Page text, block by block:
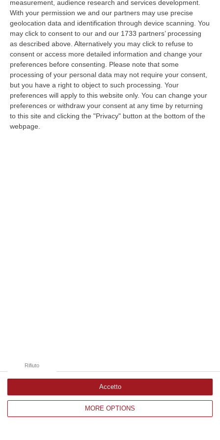
measurement, audience research and services development.
With your permission we and our partners may use precise
geolocation data and identification through device scanning. You
may click to consent to our and our 1733 partners’ processing
as described above. Alternatively you may click to refuse to
consent or access more detailed information and change your
preferences before consenting.
Please note that some
processing of your personal data may not require your consent,
but you have a right to object to such processing. Your
preferences will apply to this website only. You can change your
preferences or withdraw your consent at any time by returning
to this site and clicking the "Privacy" button at the bottom of the
webpage.
MORE OPTIONS
Rifiuto
Accetto
07 Agosto, 21:35
Meteo, Altri 10 Giorni Di Caldo Estremo
“ROMA La tregua varrà fino a domani: dopo il record di ieri con il bollino
rosso per tutte le 27 città monitorate e oggi con 26 allerte mass…
07 Agosto, 20:33
Torna In Calabria: OSM Cerca Professionisti Calabresi Che Vivono
Al Nord E Che Hanno Voglia Di Rientrare Nella Terra Di Origine
“Se per anni lasciare la Calabria è stata una scelta quasi obbligata oggi è
possibile fare un’inversione di marcia grazie ad OSM Centro Cala…
07 Agosto, 20:24
Corriere delle Calabria è una testata giornalistica di News&Com S.r.l